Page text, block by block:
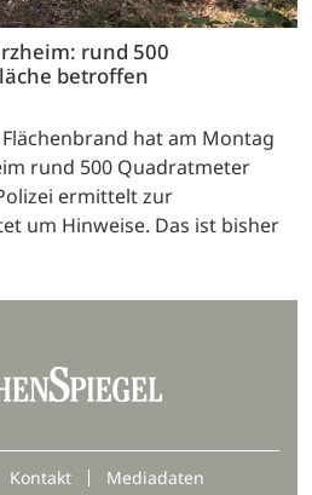
rund 500
betroffen
hat am Montag
rund 500 Quadratmeter
ermittelt zur
um Hinweise. Das ist bisher
Kontakt Mediadaten